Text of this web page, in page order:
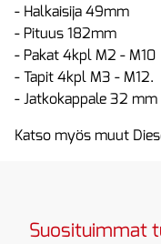
- Halkaisija 49mm
- Pituus 182mm
- Pakat 4kpl M2 - M10
- Tapit 4kpl M3 - M12.
- Jatkokappale 32 mm
Katso myös muut
Suosituimmat